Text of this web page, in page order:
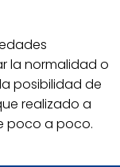
la normalidad o
posibilidad de
realizado a
poco a poco.